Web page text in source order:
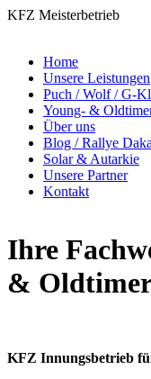
KFZ Meisterbetrieb
Home
Unsere Leistungen
Puch / Wolf / G-
Young- &
Über uns
Blog / Rallye
Solar & Autarkie
Unsere Partner
Kontakt
Ihre
&
KFZ Innungsbetrieb